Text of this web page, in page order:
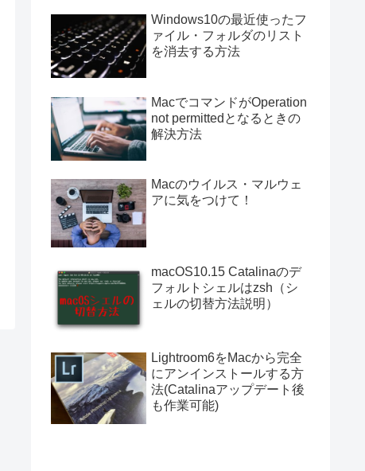
Windows10の最近使ったフ
ァイル・フォルダのリスト
を消去する方法
MacでコマンドがOperation
not permittedとなるときの
解決方法
Macのウイルス・マルウェ
アに気をつけて！
macOS10.15 Catalinaのデ
フォルトシェルはzsh（シ
ェルの切替方法説明）
Lightroom6をMacから完全
にアンインストールする方
法(Catalinaアップデート後
も作業可能)